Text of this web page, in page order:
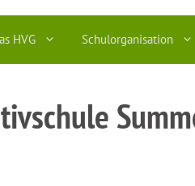
HVG Schulorganisation